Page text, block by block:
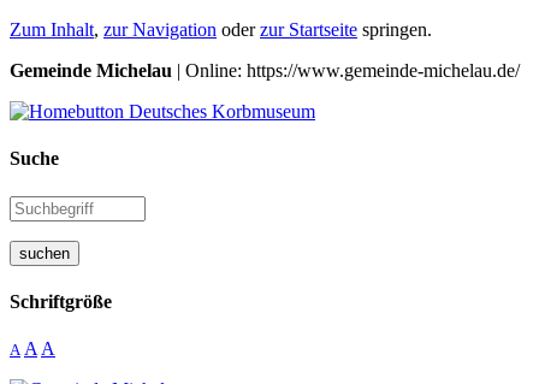
Zum Inhalt, zur Navigation oderzur Startseite springen.
Gemeinde Michelau | Online: https://www.gemeinde-michelau.de/
Suche
suchen
Schriftgröße
A A A